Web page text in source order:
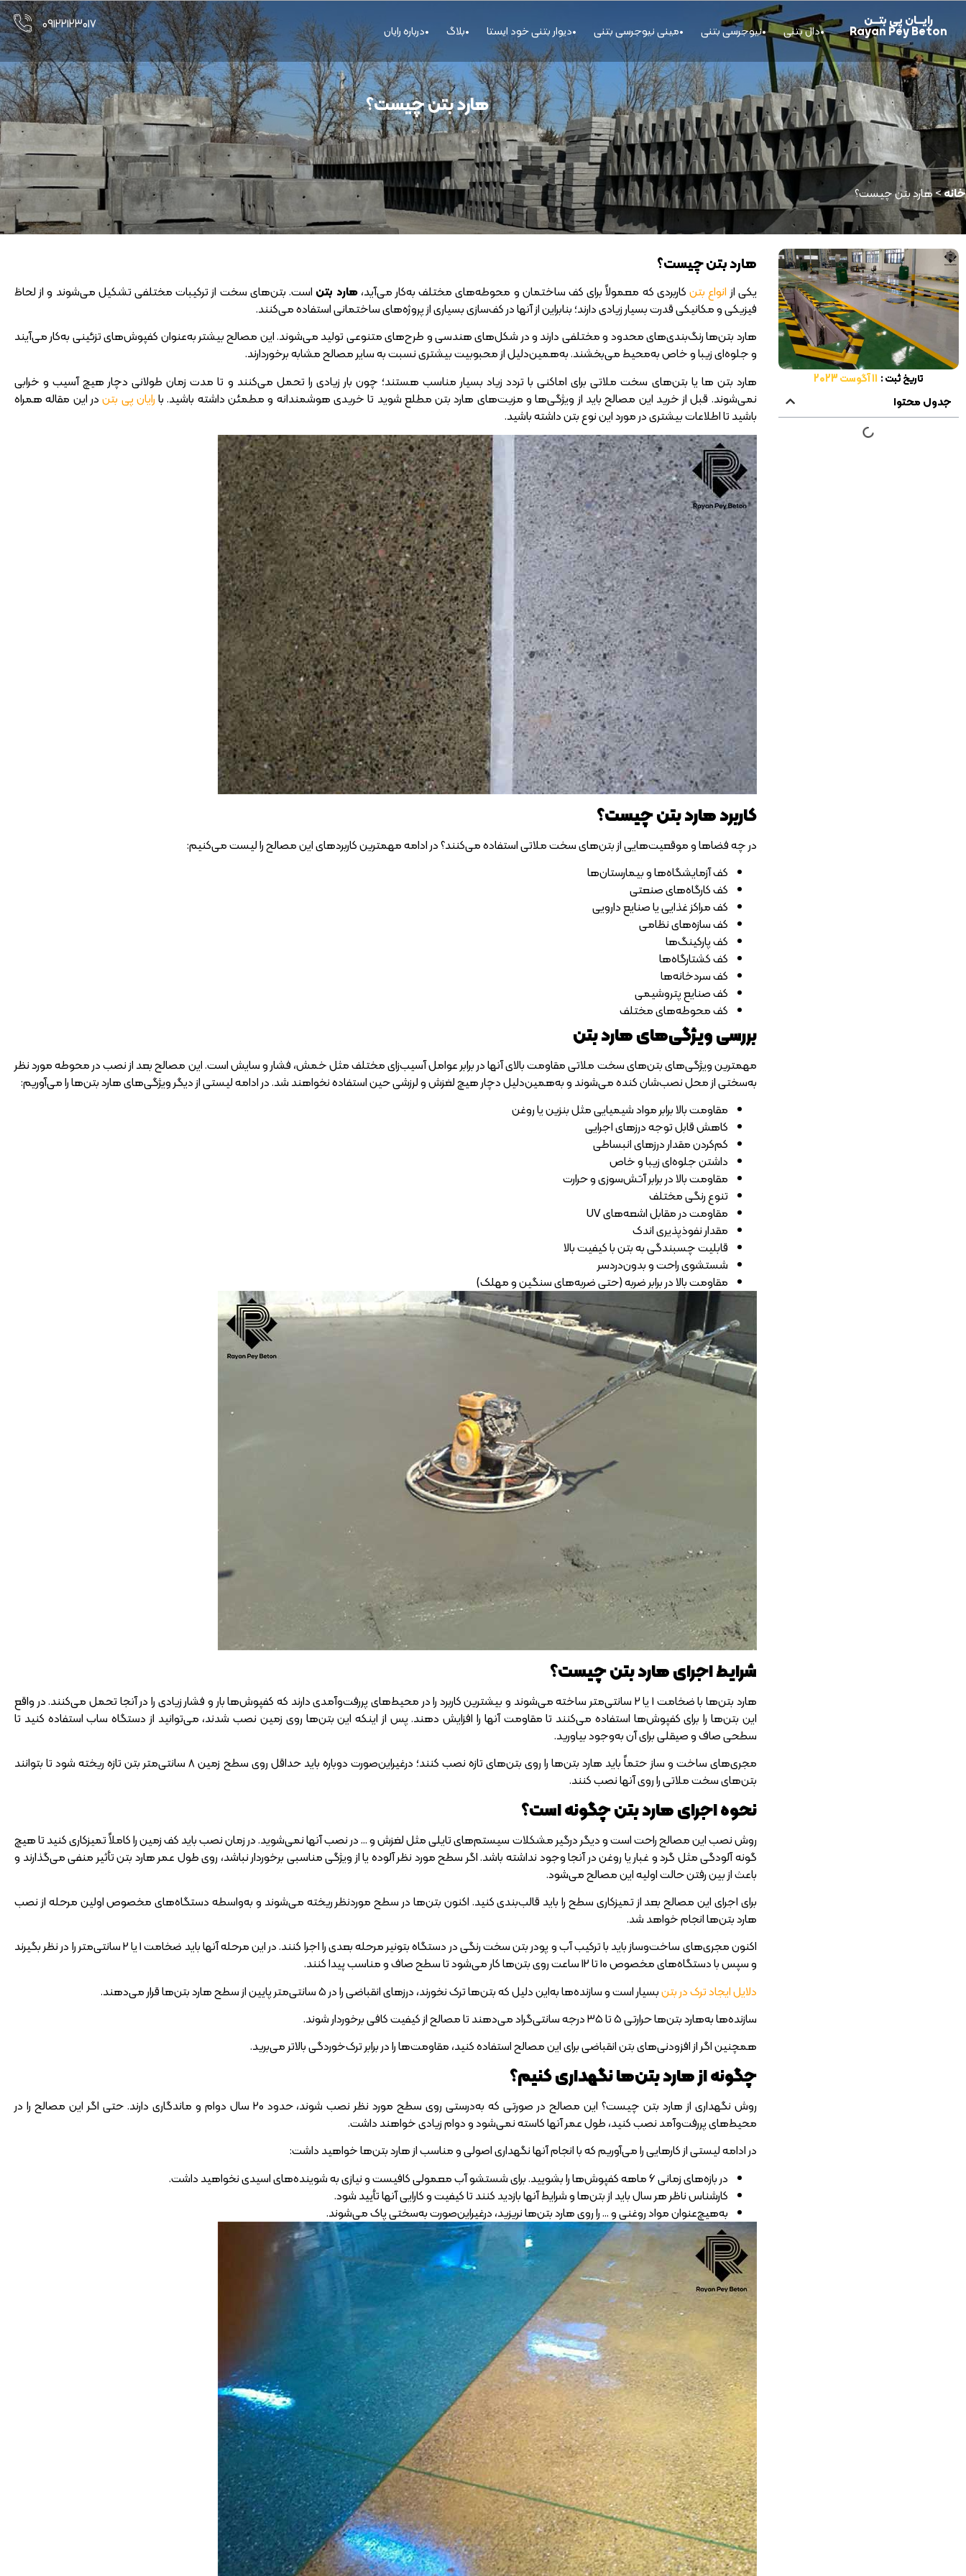
رایــــان پی بتــــن
Rayan Pey Beton دال بتنی نیوجرسی بتنی مینی نیوجرسی بتنی دیوار بتنی خود ایستا بلاگ درباره رایان ۰۹۱۲۲۱۲۳۰۱۷
هارد بتن چیست؟
خانه>هارد بتن چیست؟
تاریخ ثبت : 11 آگوست 2023
جدول محتوا
هارد بتن چیست؟
یکی از انواع بتنکاربردی که معمولاً برای کف ساختمان و محوطه‌های مختلف به‌کار می‌آید،هارد بتن است. بتن‌های سخت از ترکیبات مختلفی تشکیل می‌شوند و از لحاظ
فیزیکی و مکانیکی قدرت بسیار زیادی دارند؛ بنابراین از آنها در کف‌سازی بسیاری از پروژه‌های ساختمانی استفاده می‌کنند.
هارد بتن‌ها رنگ‌بندی‌های محدود و مختلفی دارند و در شکل‌های هندسی و طرح‌های متنوعی تولید می‌شوند. این مصالح بیشتر به‌عنوان کفپوش‌های تزئینی به‌کار می‌آیند
و جلوه‌ای زیبا و خاص به‌محیط می‌بخشند. به‌همین‌دلیل از محبوبیت بیشتری نسبت به سایر مصالح مشابه برخوردارند.
هارد بتن ها یا بتن‌های سخت ملاتی برای اماکنی با تردد زیاد بسیار مناسب هستند؛ چون بار زیادی را تحمل می‌کنند و تا مدت زمان طولانی دچار هیچ آسیب و خرابی
نمی‌شوند. قبل از خرید این مصالح باید از ویژگی‌ها و مزیت‌های هارد بتن مطلع شوید تا خریدی هوشمندانه و مطمئن داشته باشید. بارایان پی بتندر این مقاله همراه
باشید تا اطلاعات بیشتری در مورد این نوع بتن داشته باشید.
کاربرد هارد بتن چیست؟
در چه فضا‌ها و موقعیت‌هایی از بتن‌های سخت ملاتی استفاده می‌کنند؟ در ادامه مهمترین کاربرد‌های این مصالح را لیست می‌کنیم:
کف آزمایشگاه‌ها و بیمارستان‌ها
کف کارگاه‌های صنعتی
کف مراکز غذایی یا صنایع دارویی
کف سازه‌های نظامی
کف پارکینگ‌ها
کف کشتارگاه‌ها
کف سردخانه‌ها
کف صنایع پتروشیمی
کف محوطه‌های مختلف
بررسی ویژگی‌های هارد بتن
مهمترین ویژگی‌های بتن‌های سخت ملاتی مقاومت بالای آنها در برابر عوامل آسیب‌زای مختلف مثل خمش، فشار و سایش است. این مصالح بعد از نصب در محوطه مورد نظر
به‌سختی از محل نصب‌شان کنده می‌شوند و به‌همین‌دلیل دچار هیچ لغزش و لرزشی حین استفاده نخواهند شد. در ادامه لیستی از دیگر ویژگی‌های هارد بتن‌ها را می‌آوریم:
مقاومت بالا برابر مواد شیمیایی مثل بنزین یا روغن
کاهش قابل توجه درز‌های اجرایی
کم‌کردن مقدار درز‌های انبساطی
داشتن جلوه‌ای زیبا و خاص
مقاومت بالا در برابر آتش‌سوزی و حرارت
تنوع رنگی مختلف
مقاومت در مقابل اشعه‌های UV
مقدار نفوذ‌پذیری اندک
قابلیت چسبندگی به بتن با کیفیت بالا
شستشوی راحت و بدون‌دردسر
مقاومت بالا در برابر ضربه (حتی ضربه‌های سنگین و مهلک)
شرایط اجرای هارد بتن چیست؟
هارد بتن‌ها با ضخامت 1 یا 2 سانتی‌متر ساخته می‌شوند و بیشترین کاربرد را در محیط‌های پررفت‌وآمدی دارند که کفپوش‌ها بار و فشار زیادی را در آنجا تحمل می‌کنند. در واقع
این بتن‌ها را برای کفپوش‌ها استفاده می‌کنند تا مقاومت آنها را افزایش دهند. پس از اینکه این بتن‌ها روی زمین نصب شدند، می‌توانید از دستگاه ساب استفاده کنید تا
سطحی صاف و صیقلی برای آن به‌وجود بیاورید.
مجری‌های ساخت و ساز حتماً باید هارد بتن‌ها را روی بتن‌های تازه نصب کنند؛ درغیراین‌صورت دوباره باید حداقل روی سطح زمین 8 سانتی‌متر بتن تازه ریخته شود تا بتوانند
بتن‌های سخت ملاتی را روی آنها نصب کنند.
نحوه اجرای هارد بتن چگونه است؟
روش نصب این مصالح راحت است و دیگر درگیر مشکلات سیستم‌های تایلی مثل لغزش و … در نصب آنها نمی‌شوید. در زمان نصب باید کف زمین را کاملاً تمیزکاری کنید تا هیچ
گونه آلودگی مثل گرد و غبار یا روغن در آنجا وجود نداشته باشد. اگر سطح مورد نظر آلوده یا از ویژگی مناسبی برخوردار نباشد، روی طول عمر هارد بتن تأثیر منفی می‌گذارند و
باعث از بین رفتن حالت اولیه این مصالح می‌شود.
برای اجرای این مصالح بعد از تمیزکاری سطح را باید قالب‌بندی کنید. اکنون بتن‌ها در سطح موردنظر ریخته می‌شوند و به‌واسطه دستگاه‌های مخصوص اولین مرحله از نصب
هارد بتن‌ها انجام خواهد شد.
اکنون مجری‌های ساخت‌وساز باید با ترکیب آب و پودر بتن سخت رنگی در دستگاه بتونیر مرحله بعدی را اجرا کنند. در این مرحله آنها باید ضخامت 1 یا 2 سانتی‌متر را در نظر بگیرند
و سپس با دستگاه‌های مخصوص 10 تا 12 ساعت روی بتن‌ها کار می‌شود تا سطح صاف و مناسب پیدا کنند.
دلایل ایجاد ترک در بتنبسیار است و سازنده‌ها به‌این دلیل که بتن‌ها ترک نخورند، درز‌های انقباضی را در 5 سانتی‌متر پایین از سطح هارد بتن‌ها قرار می‌دهند.
سازنده‌ها به‌هارد بتن‌ها حرارتی 5 تا 35 درجه سانتی‌گراد می‌دهند تا مصالح از کیفیت کافی برخوردار شوند.
همچنین اگر از افزودنی‌های بتن انقباضی برای این مصالح استفاده کنید، مقاومت‌ها را در برابر ترک‌خوردگی بالاتر می‌برید.
چگونه از هارد بتن‌ها نگهداری کنیم؟
روش نگهداری از هارد بتن چیست؟ این مصالح در صورتی که به‌درستی روی سطح مورد نظر نصب شوند، حدود 20 سال دوام و ماندگاری دارند. حتی اگر این مصالح را در
محیط‌های پررفت‌وآمد نصب کنید، طول عمر آنها کاسته نمی‌شود و دوام زیادی خواهند داشت.
در ادامه لیستی از کار‌هایی را می‌آوریم که با انجام آنها نگهداری اصولی و مناسب از هارد بتن‌ها خواهید داشت:
در بازه‌های زمانی 6 ماهه کفپوش‌ها را بشویید. برای شستشو آب معمولی کافیست و نیازی به شوینده‌های اسیدی نخواهید داشت.
کارشناس ناظر هر سال باید از بتن‌ها و شرایط آنها بازدید کنند تا کیفیت و کارایی آنها تأیید شود.
به‌هیچ‌عنوان مواد روغنی و … را روی هارد بتن‌ها نریزید، درغیراین‌صورت به‌سختی پاک می‌شوند.